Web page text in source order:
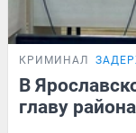
КРИМИНАЛ
В
главу